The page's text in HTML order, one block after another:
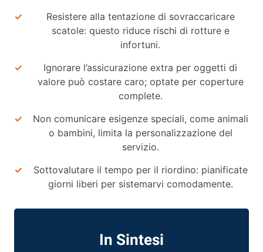
Resistere alla tentazione di sovraccaricare
scatole: questo riduce rischi di rotture e
infortuni.
Ignorare l’assicurazione extra per oggetti di
valore può costare caro; optate per coperture
complete.
Non comunicare esigenze speciali, come animali
o bambini, limita la personalizzazione del
servizio.
Sottovalutare il tempo per il riordino: pianificate
giorni liberi per sistemarvi comodamente.
In Sintesi